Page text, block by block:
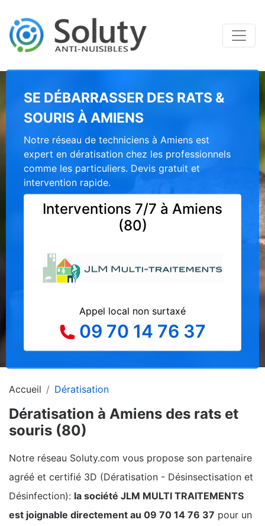
SE DÉBARRASSER DES RATS &
SOURIS À AMIENS
Notre réseau de techniciens à Amiens est
expert en dératisation chez les professionnels
comme les particuliers. Devis gratuit et
intervention rapide.
Interventions 7/7 à Amiens
(80)
Appel local non surtaxé
09 70 14 76 37
Accueil Dératisation
Dératisation à Amiens des rats et
souris (80)
Notre réseau Soluty.com vous propose son partenaire
agréé et certifié 3D (Dératisation - Désinsectisation et
Désinfection): la société JLM MULTI TRAITEMENTS
est joignable directement au 09 70 14 76 37 pour un